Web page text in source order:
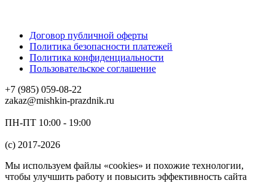
Договор публичной оферты
Политика безопасности платежей
Политика конфиденциальности
Пользовательское соглашение
+7 (985) 059-08-22
zakaz@mishkin-prazdnik.ru
ПН-ПТ 10:00 - 19:00
(c) 2017-2026
Мы используем файлы «cookies» и похожие технологии,
чтобы улучшить работу и повысить эффективность сайта